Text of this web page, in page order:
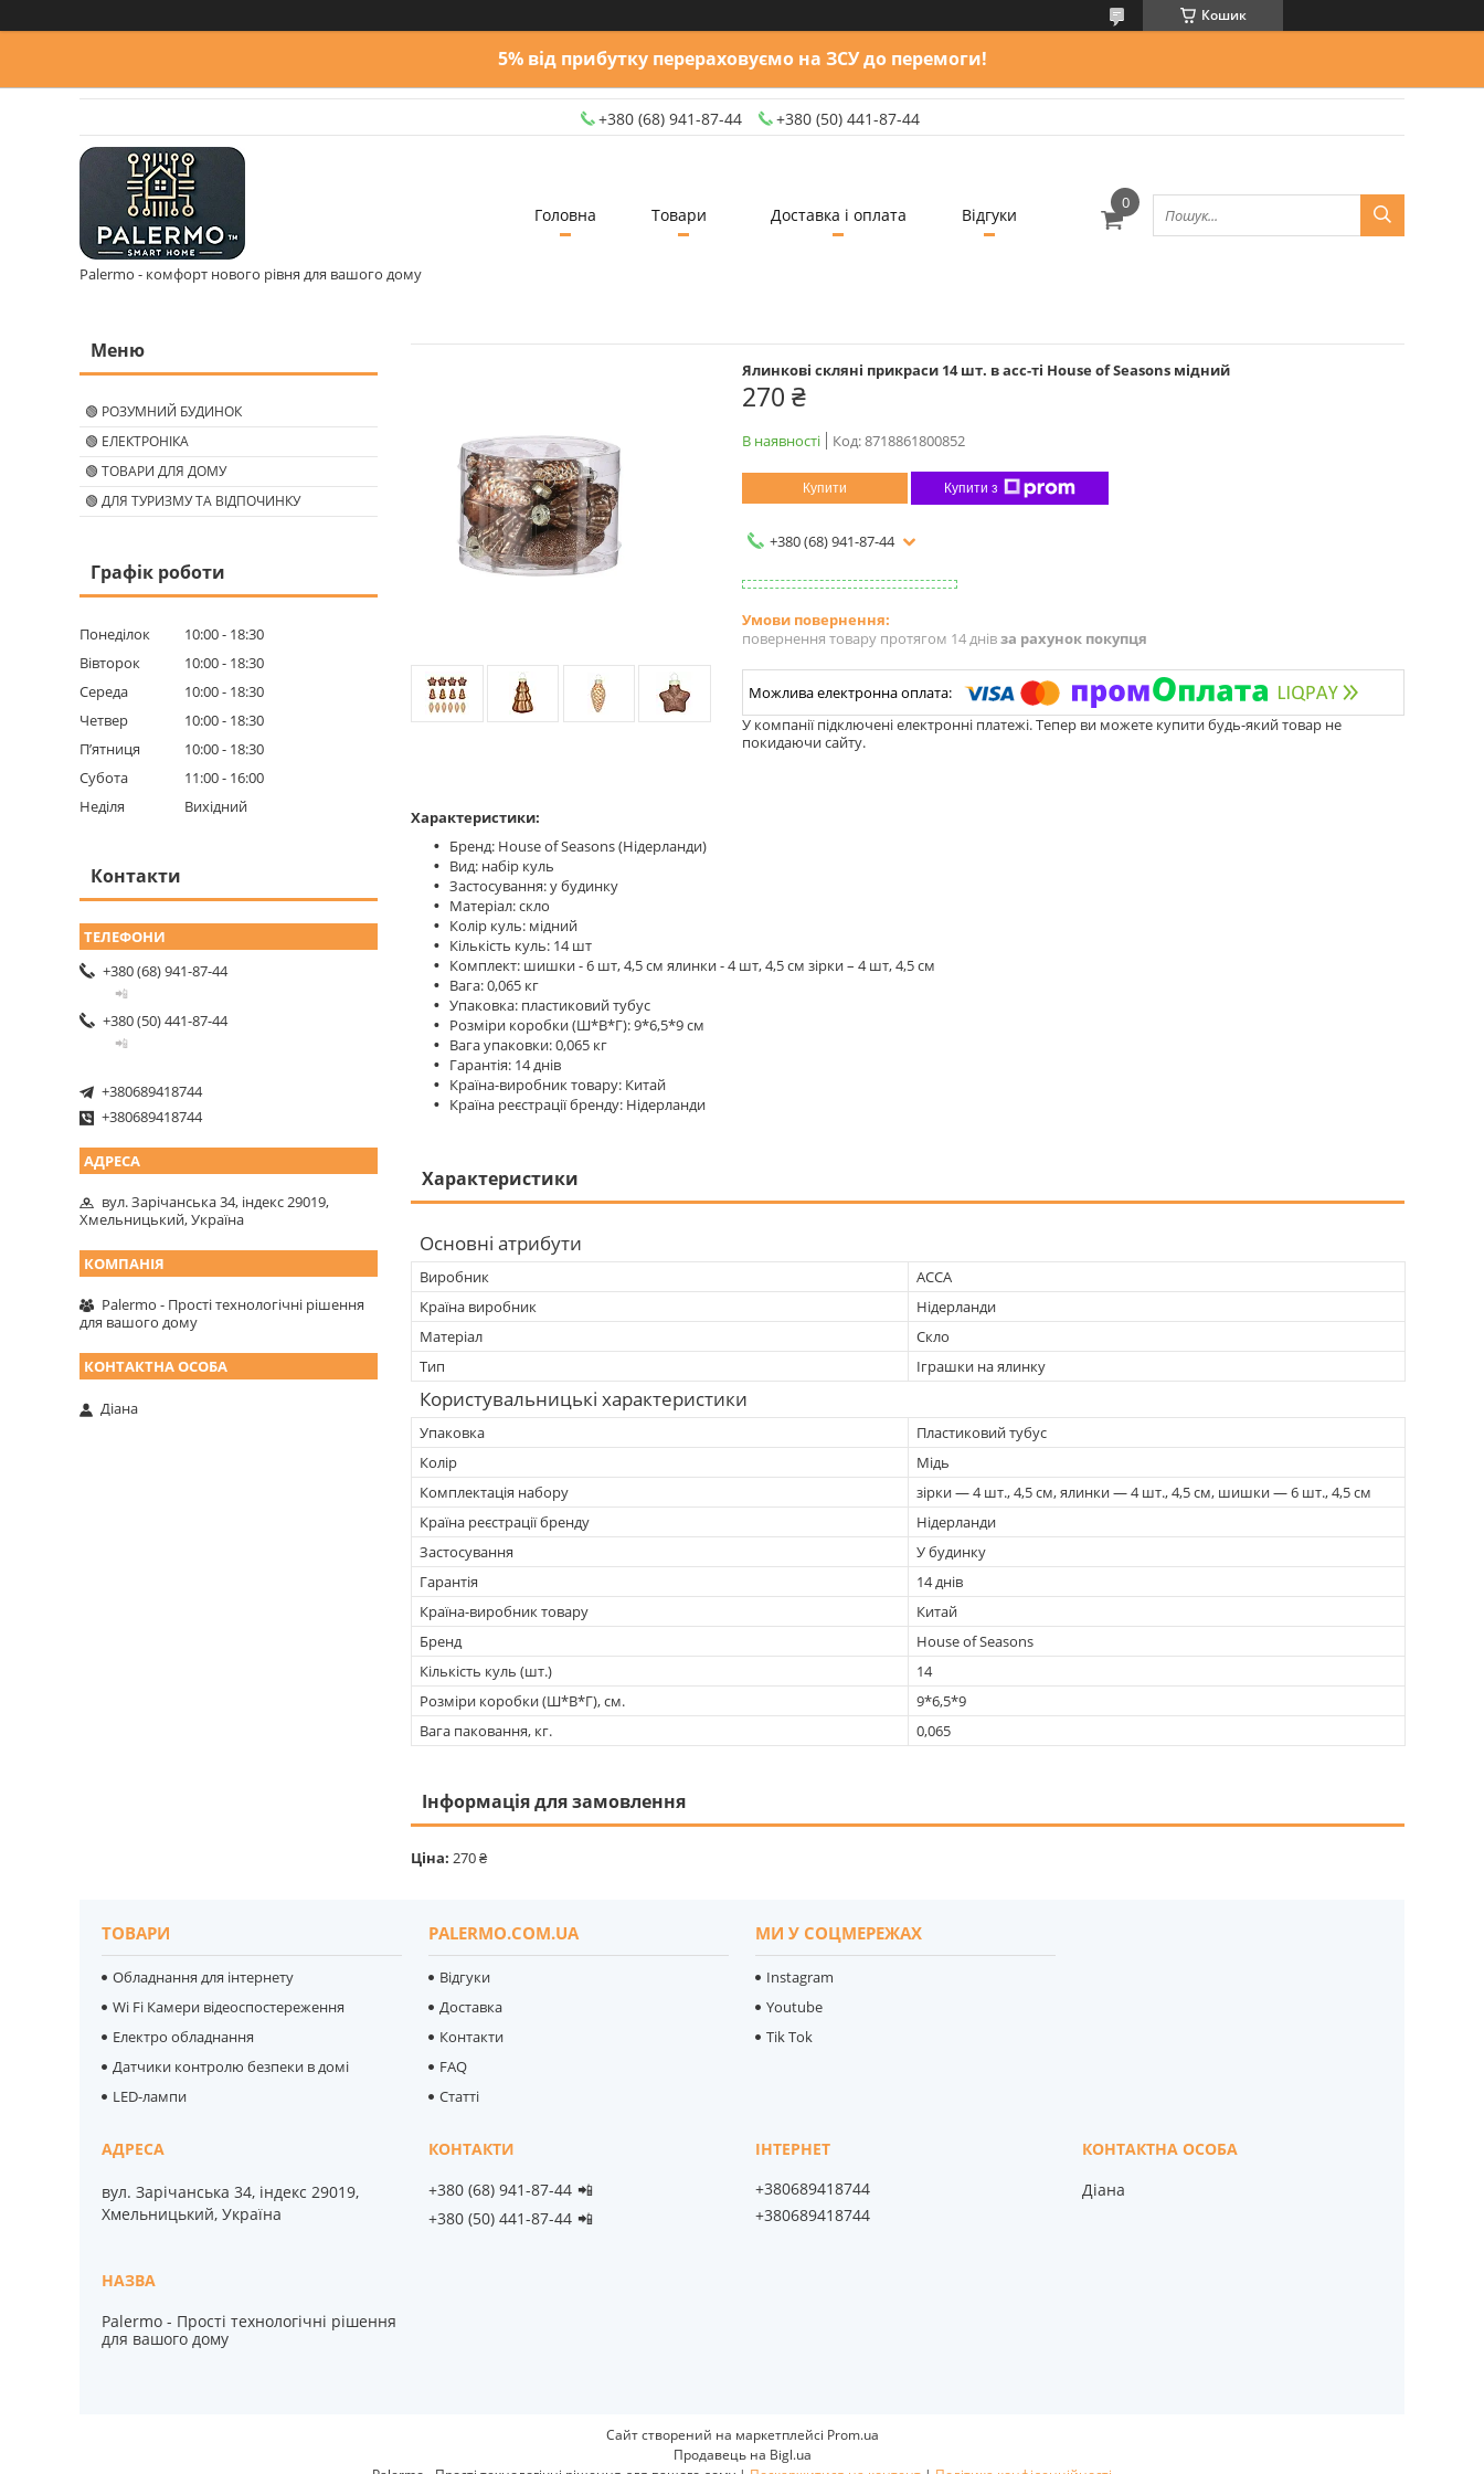
Кошик
5% від прибутку перераховуємо на ЗСУ до перемоги!
+380 (68) 941-87-44 +380 (50) 441-87-44
Palermo - комфорт нового рівня для вашого дому
Головна Товари Доставка і оплата Відгуки
Ялинкові скляні прикраси 14 шт. в асс-ті House of Seasons мідний
270 ₴
В наявності Код:8718861800852
Купити Купити з
+380 (68) 941-87-44
повернення товару протягом 14 днівза рахунок покупця
У компанії підключені електронні платежі. Тепер ви можете купити будь-який товар не
покидаючи сайту.
Характеристики:
Бренд: House of Seasons (Нідерланди)
Вид: набір куль
Застосування: у будинку
Матеріал: скло
Колір куль: мідний
Кількість куль: 14 шт
Комплект: шишки - 6 шт, 4,5 см ялинки - 4 шт, 4,5 см зірки – 4 шт, 4,5 см
Вага: 0,065 кг
Упаковка: пластиковий тубус
Розміри коробки (Ш*В*Г): 9*6,5*9 см
Вага упаковки: 0,065 кг
Гарантія: 14 днів
Країна-виробник товару: Китай
Країна реєстрації бренду: Нідерланди
Характеристики
Основні атрибути
Виробник
АССА
Країна виробник
Нідерланди
Матеріал
Скло
Тип
Іграшки на ялинку
Користувальницькі характеристики
Упаковка
Пластиковий тубус
Колір
Мідь
Комплектація набору
зірки — 4 шт., 4,5 см, ялинки — 4 шт., 4,5 см, шишки — 6 шт., 4,5 см
Країна реєстрації бренду
Нідерланди
Застосування
У будинку
Гарантія
14 днів
Країна-виробник товару
Китай
Бренд
House of Seasons
Кількість куль (шт.)
14
Розміри коробки (Ш*В*Г), см.
9*6,5*9
Вага паковання, кг.
0,065
Інформація для замовлення
Ціна: 270 ₴
🟢 РОЗУМНИЙ БУДИНОК
🟢 ЕЛЕКТРОНІКА
🟢 ТОВАРИ ДЛЯ ДОМУ
🟢 ДЛЯ ТУРИЗМУ ТА ВІДПОЧИНКУ
Графік роботи
Понеділок 10:00
18:30
Вівторок
10:00
18:30
Середа
10:00
18:30
Четвер
10:00
18:30
Пʼятниця
10:00
18:30
Субота
11:00
16:00
Неділя
Вихідний
Контакти
+380 (68) 941-87-44
📲
+380 (50) 441-87-44
📲
+380689418744
+380689418744
вул. Зарічанська 34, індекс 29019,
Хмельницький, Україна
Palermo - Прості технологічні рішення
для вашого дому
Діана
ТОВАРИ
Обладнання для інтернету
Wi Fi Камери відеоспостереження
Електро обладнання
Датчики контролю безпеки в домі
LED-лампи
PALERMO.COM.UA
Відгуки
Доставка
Контакти
FAQ
Статті
МИ У СОЦМЕРЕЖАХ
Instagram
Youtube
Tik Tok
вул. Зарічанська 34, індекс 29019,
Хмельницький, Україна
Palermo - Прості технологічні рішення
для вашого дому
+380 (68) 941-87-44 📲
+380 (50) 441-87-44 📲
+380689418744
+380689418744
Діана
Сайт створений на маркетплейсі Prom.ua
Продавець на Bigl.ua